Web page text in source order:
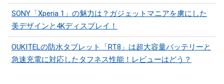
SONY「Xperia 1」の魅力は？ガジェットマニアを虜にした
美デザインと4Kディスプレイ！
OUKITELの防水タブレット「RT8」は超大容量バッテリーと
急速充電に対応したタフネス性能！レビューはどう？